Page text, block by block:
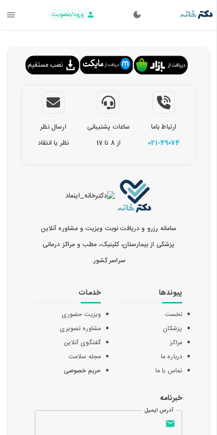
ورود/عضویت
ارتباط باما
021-49074
ساعات پشتیبانی
از 8 تا 17
ارسال نظر
نظر یا انتقاد
سامانه رزرو و دریافت نوبت ویزیت و مشاوره آنلاین
پزشکی از بیمارستان، کلینیک، مطب و مراکز درمانی
سراسر کشور.
پیوندها
نخست
پزشکان
مراکز
درباره ما
تماس با ما
خدمات
ویزیت حضوری
مشاوره تصویری
گفتگوی آنلاین
مجله سلامت
حریم خصوصی
خبرنامه
آدرس ایمیل